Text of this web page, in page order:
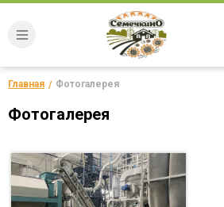
Главная Фотогалерея
Фотогалерея